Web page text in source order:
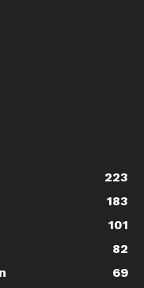
223
183
101
82
69